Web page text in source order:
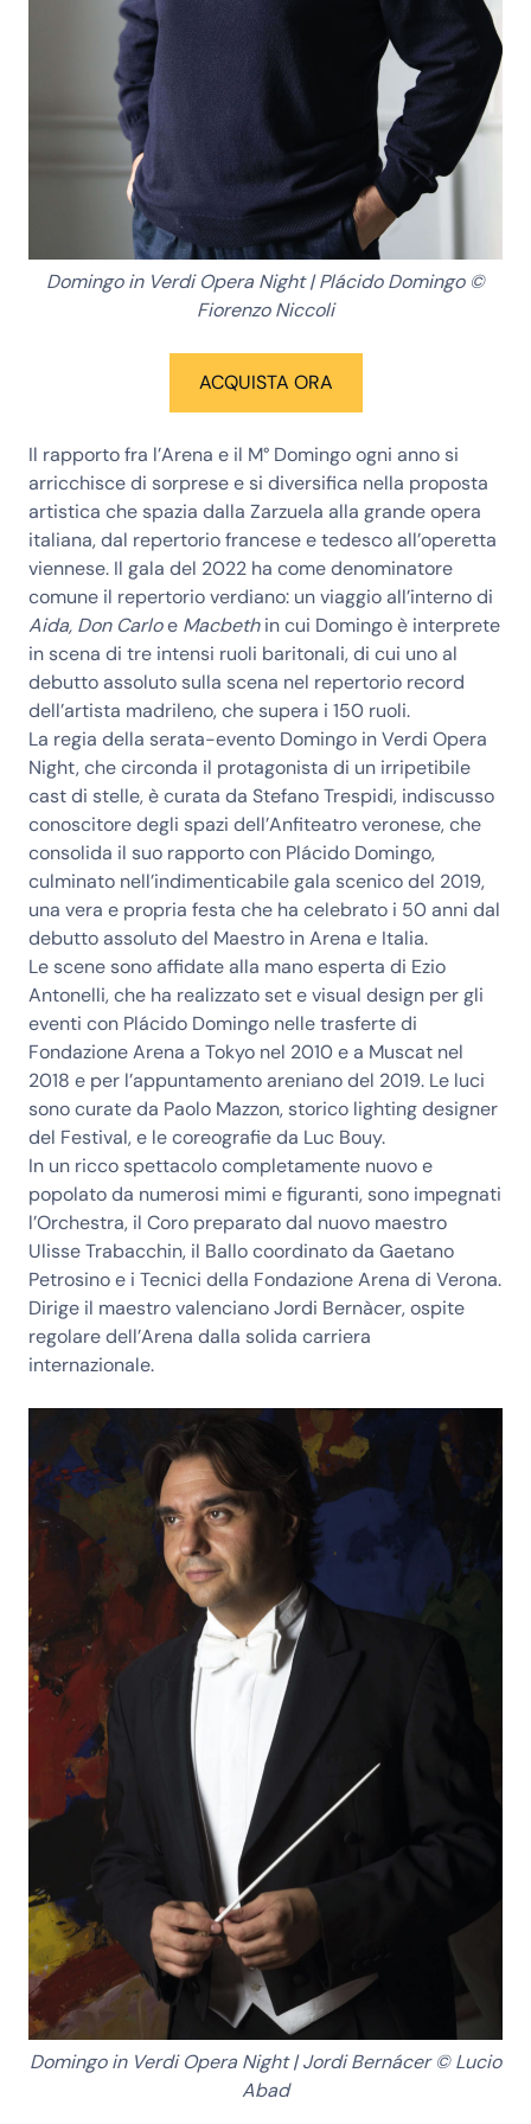
Domingo in Verdi Opera Night | Plácido Domingo ©
Fiorenzo Niccoli
ACQUISTA ORA
Il rapporto fra l’Arena e il M° Domingo ogni anno si
arricchisce di sorprese e si diversifica nella proposta
artistica che spazia dalla Zarzuela alla grande opera
italiana, dal repertorio francese e tedesco all’operetta
viennese. Il gala del 2022 ha come denominatore
comune il repertorio verdiano: un viaggio all’interno di
Aida, Don Carloe Macbethin cui Domingo è interprete
in scena di tre intensi ruoli baritonali, di cui uno al
debutto assoluto sulla scena nel repertorio record
dell’artista madrileno, che supera i 150 ruoli.
La regia della serata-evento Domingo in Verdi Opera
Night, che circonda il protagonista di un irripetibile
cast di stelle, è curata da Stefano Trespidi, indiscusso
conoscitore degli spazi dell’Anfiteatro veronese, che
consolida il suo rapporto con Plácido Domingo,
culminato nell’indimenticabile gala scenico del 2019,
una vera e propria festa che ha celebrato i 50 anni dal
debutto assoluto del Maestro in Arena e Italia.
Le scene sono affidate alla mano esperta di Ezio
Antonelli, che ha realizzato set e visual design per gli
eventi con Plácido Domingo nelle trasferte di
Fondazione Arena a Tokyo nel 2010 e a Muscat nel
2018 e per l’appuntamento areniano del 2019. Le luci
sono curate da Paolo Mazzon, storico lighting designer
del Festival, e le coreografie da Luc Bouy.
In un ricco spettacolo completamente nuovo e
popolato da numerosi mimi e figuranti, sono impegnati
l’Orchestra, il Coro preparato dal nuovo maestro
Ulisse Trabacchin, il Ballocoordinato da Gaetano
Petrosinoe i Tecnici della Fondazione Arena di Verona.
Dirige il maestro valencianoJordi Bernàcer, ospite
regolare dell’Arena dalla solida carriera
internazionale.
Domingo in Verdi Opera Night | Jordi Bernácer © Lucio
Abad